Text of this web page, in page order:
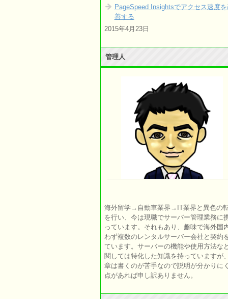
PageSpeed Insightsでアクセス速度を
善する
2015年4月23日
管理人
海外留学→自動車業界→IT業界と異色の
を行い、今は現職でサーバー管理業務に
っています。それもあり、趣味で海外国
わず複数のレンタルサーバー会社と契約
ています。サーバーの機能や使用方法な
関しては特化した知識を持っていますが
章は書くのが苦手なので説明が分かりに
点があれば申し訳ありません。